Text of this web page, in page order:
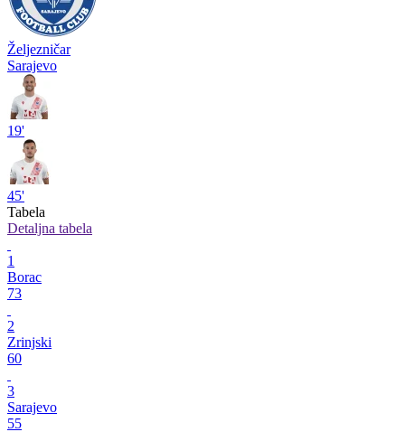
Željezničar
Sarajevo
19'
45'
Tabela
Detaljna tabela
1
Borac
73
2
Zrinjski
60
3
Sarajevo
55